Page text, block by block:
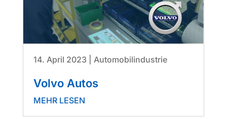
Volvo Autos
14. April 2023 Automobilindustrie
MEHR LESEN